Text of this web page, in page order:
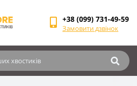
+38 (099) 731-49-59
Замовити дзвінок